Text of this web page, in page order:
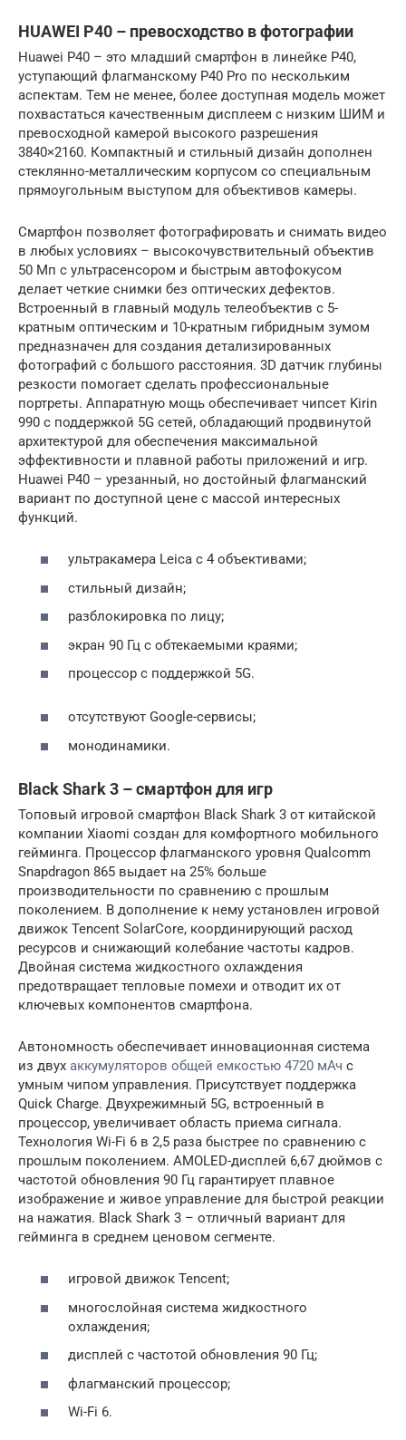
HUAWEI P40 – превосходство в фотографии
Huawei P40 – это младший смартфон в линейке P40,
уступающий флагманскому P40 Pro по нескольким
аспектам. Тем не менее, более доступная модель может
похвастаться качественным дисплеем с низким ШИМ и
превосходной камерой высокого разрешения
3840×2160. Компактный и стильный дизайн дополнен
стеклянно-металлическим корпусом со специальным
прямоугольным выступом для объективов камеры.
Смартфон позволяет фотографировать и снимать видео
в любых условиях – высокочувствительный объектив
50 Мп с ультрасенсором и быстрым автофокусом
делает четкие снимки без оптических дефектов.
Встроенный в главный модуль телеобъектив с 5-
кратным оптическим и 10-кратным гибридным зумом
предназначен для создания детализированных
фотографий с большого расстояния. 3D датчик глубины
резкости помогает сделать профессиональные
портреты. Аппаратную мощь обеспечивает чипсет Kirin
990 с поддержкой 5G сетей, обладающий продвинутой
архитектурой для обеспечения максимальной
эффективности и плавной работы приложений и игр.
Huawei P40 – урезанный, но достойный флагманский
вариант по доступной цене с массой интересных
функций.
ультракамера Leica с 4 объективами;
стильный дизайн;
разблокировка по лицу;
экран 90 Гц с обтекаемыми краями;
процессор с поддержкой 5G.
отсутствуют Google-сервисы;
монодинамики.
Black Shark 3 – смартфон для игр
Топовый игровой смартфон Black Shark 3 от китайской
компании Xiaomi создан для комфортного мобильного
гейминга. Процессор флагманского уровня Qualcomm
Snapdragon 865 выдает на 25% больше
производительности по сравнению с прошлым
поколением. В дополнение к нему установлен игровой
движок Tencent SolarCore, координирующий расход
ресурсов и снижающий колебание частоты кадров.
Двойная система жидкостного охлаждения
предотвращает тепловые помехи и отводит их от
ключевых компонентов смартфона.
Автономность обеспечивает инновационная система
из двух аккумуляторов общей емкостью 4720 мАч с
умным чипом управления. Присутствует поддержка
Quick Charge. Двухрежимный 5G, встроенный в
процессор, увеличивает область приема сигнала.
Технология Wi-Fi 6 в 2,5 раза быстрее по сравнению с
прошлым поколением. AMOLED-дисплей 6,67 дюймов с
частотой обновления 90 Гц гарантирует плавное
изображение и живое управление для быстрой реакции
на нажатия. Black Shark 3 – отличный вариант для
гейминга в среднем ценовом сегменте.
игровой движок Tencent;
многослойная система жидкостного
охлаждения;
дисплей с частотой обновления 90 Гц;
флагманский процессор;
Wi-Fi 6.